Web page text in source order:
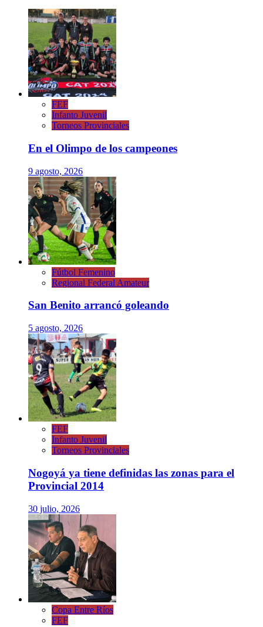
FEF
Infanto Juvenil
Torneos Provinciales
En el Olimpo de los campeones
9 agosto, 2026
Fútbol Femenino
Regional Federal Amateur
San Benito arrancó goleando
5 agosto, 2026
FEF
Infanto Juvenil
Torneos Provinciales
Nogoyá ya tiene definidas las zonas para el
Provincial 2014
30 julio, 2026
Copa Entre Ríos
FEF